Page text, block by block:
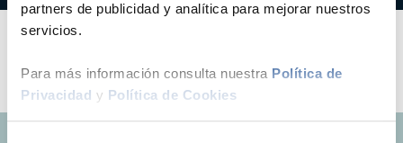
partners de publicidad y analítica para mejorar nuestros
servicios.
Para más información consulta nuestra Política de
Privacidad y Política de Cookies